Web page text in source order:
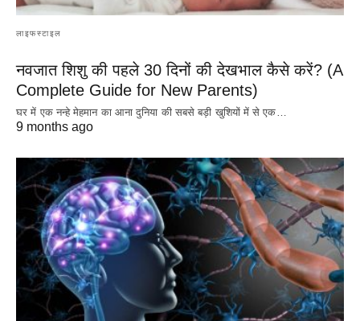
लाइफस्टाइल
नवजात शिशु की पहले 30 दिनों की देखभाल कैसे करें? (A
Complete Guide for New Parents)
घर में एक नन्हे मेहमान का आना दुनिया की सबसे बड़ी खुशियों में से एक…
9 months ago